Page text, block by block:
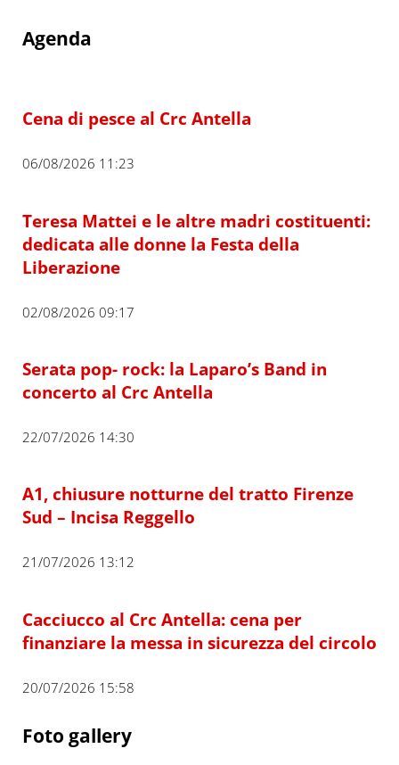
Agenda
Cena di pesce al Crc Antella
06/08/2026 11:23
Teresa Mattei e le altre madri costituenti:
dedicata alle donne la Festa della
Liberazione
02/08/2026 09:17
Serata pop- rock: la Laparo’s Band in
concerto al Crc Antella
22/07/2026 14:30
A1, chiusure notturne del tratto Firenze
Sud – Incisa Reggello
21/07/2026 13:12
Cacciucco al Crc Antella: cena per
finanziare la messa in sicurezza del circolo
20/07/2026 15:58
Foto gallery